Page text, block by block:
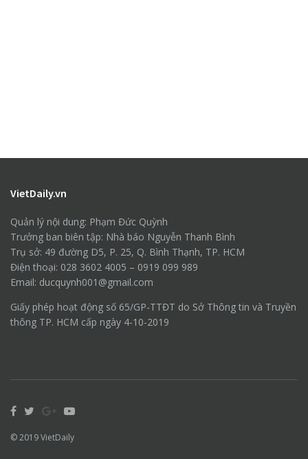
VietDaily.vn
Quản lý nội dung: Phạm Đức Quỳnh
Trưởng ban biên tập: Nhà báo Nguyễn Thanh Bình
Trụ sở: 49 đường D5, P. 25, Q. Bình Thạnh, TP. HCM
Điện thoại: 028 3602 4005 – 0919 099 989
Email: ducquynh001@gmail.com
Giấy phép hoạt động số 65/GP-TTĐT do Sở Thông tin và Truyền
thông TP. HCM cấp ngày 4-10-2019
© 2019VietDaily